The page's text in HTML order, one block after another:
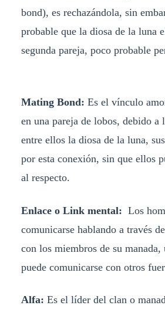
bond), es rechazándola, sin
probable que la diosa de la luna
segunda pareja, poco probable
Mating Bond: Es el vínculo
en una pareja de lobos, debido a
entre ellos la diosa de la luna,
por esta conexión, sin que ellos
al respecto.
Enlace o Link mental: Los
comunicarse hablando a través
con los miembros de su
puede comunicarse con otros
Alfa: Es el líder del clan o